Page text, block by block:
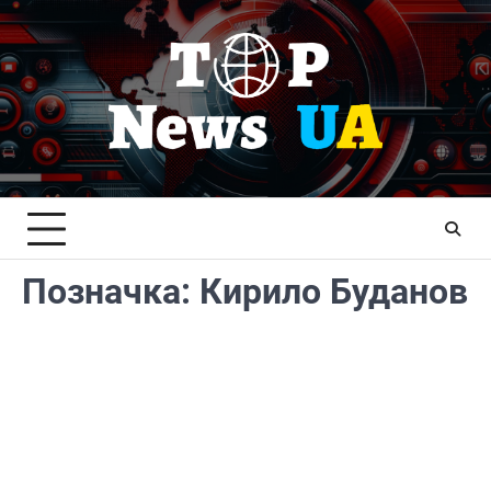
Перейти
до
вмісту
Позначка: Кирило Буданов